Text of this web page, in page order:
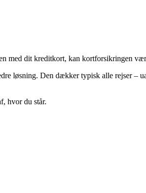
med dit kreditkort, kan kortforsikringen
løsning. Den dækker typisk alle rejser –
hvor du står.